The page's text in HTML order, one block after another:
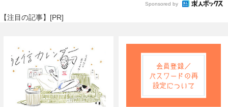
Sponsored by
【注目の記事】[PR]